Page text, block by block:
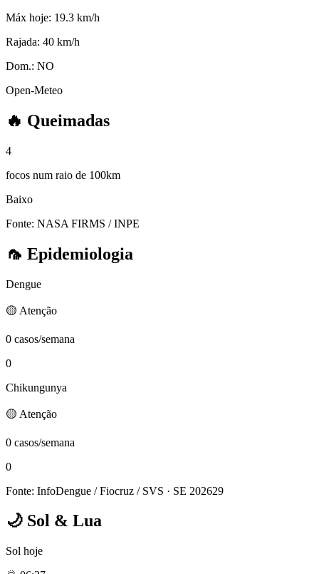
Máx hoje: 19.3 km/h
Rajada: 40 km/h
Dom.: NO
Open-Meteo
🔥 Queimadas
4
focos num raio de 100km
Baixo
Fonte: NASA FIRMS / INPE
🦟 Epidemiologia
Dengue
🟡 Atenção
0 casos/semana
0
Chikungunya
🟡 Atenção
0 casos/semana
0
Fonte: InfoDengue / Fiocruz / SVS · SE 202629
🌙 Sol & Lua
Sol hoje